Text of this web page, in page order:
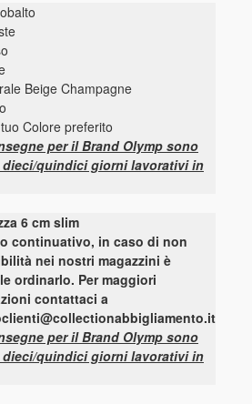
Beige Champagne
Colore preferito
per il Brand Olymp sono
dieci/quindici giorni lavorativi in
6 cm slim
continuativo, in caso di non
nei nostri magazzini è
ordinarlo. Per maggiori
contattaci a
per il Brand Olymp sono
dieci/quindici giorni lavorativi in